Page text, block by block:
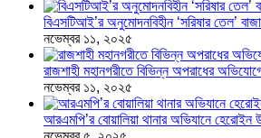
বিএসটিআই’র অনুমোদনবিহীন ‘সরিষার তেল’
নভেম্বর ১১, ২০২৫
রাজশাহী মহানগরীতে বিভিন্ন অপরাধের
নভেম্বর ১১, ২০২৫
আরএমপি’র বোয়ালিয়া থানার অভিযানে হেরোইন